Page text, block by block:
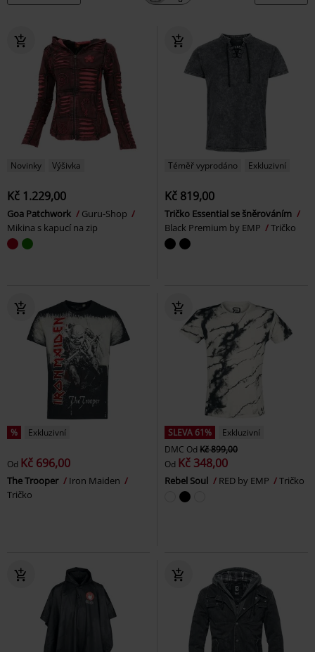
Novinky Výšivka
Kč 1.229,00
Goa Patchwork
Guru-Shop
Mikina s kapucí na zip
Téměř vyprodáno Exkluzivní
Kč 819,00
Tričko Essential se šněrováním
Black Premium by EMP
Tričko
% Exkluzivní
Od Kč 696,00
The Trooper
Iron Maiden
Tričko
SLEVA 61%
Exkluzivní
DMC Od Kč 899,00
Od Kč 348,00
Rebel Soul RED by EMP Tričko